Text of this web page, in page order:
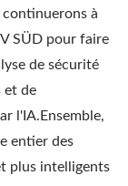
continuerons à
SÜD pour faire
de sécurité
et de
l'IA.Ensemble,
entier des
plus intelligents